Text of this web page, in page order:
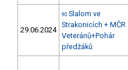
29.06.2024
90 Slalom ve
Strakonicích + MČR
Veteránů+Pohár
předžáků